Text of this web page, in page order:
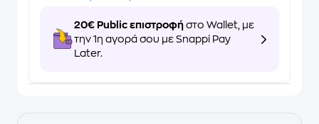
20€ Public επιστροφή στο Wallet, με
την 1η αγορά σου με Snappi Pay
Later.